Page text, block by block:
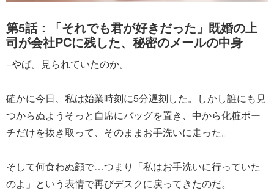
第5話：「それでも君が好きだった」既婚の上
司が会社PCに残した、秘密のメールの中身
−やば。見られていたのか。
確かに今日、私は始業時刻に5分遅刻した。しかし誰にも見
つからぬようそっと自席にバッグを置き、中から化粧ポー
チだけを抜き取って、そのままお手洗いに走った。
そして何食わぬ顔で…つまり「私はお手洗いに行っていた
のよ」という表情で再びデスクに戻ってきたのだ。